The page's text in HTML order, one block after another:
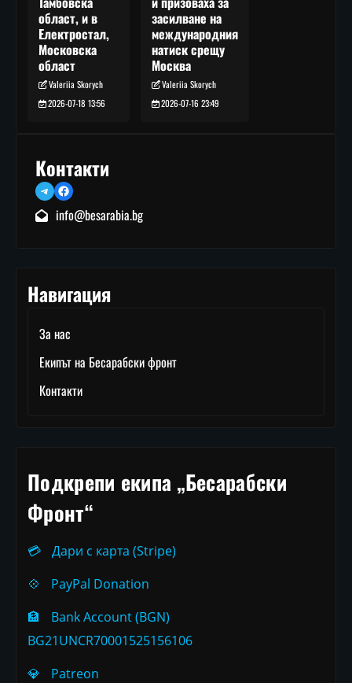
област, и в
Електростал,
Московска
област
Valeriia Skorych
2026-07-18 13:56
засилване на
международния
натиск срещу
Москва
Valeriia Skorych
2026-07-16 23:49
Контакти
TelegramFacebook
info@besarabia.bg
Навигация
За нас
Екипът на Бесарабски фронт
Контакти
Подкрепи екипа „Бесарабски
Фронт“
💳
Дари с карта (Stripe)
💠
PayPal Donation
🏦
Bank Account (BGN)
BG21UNCR70001525156106
💎
Patreon